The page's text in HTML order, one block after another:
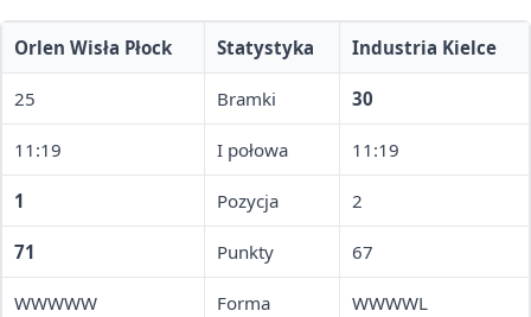
Orlen Wisła Płock Statystyka Industria Kielce
25 Bramki 30
11:19 I połowa 11:19
1 Pozycja 2
71 Punkty 67
WWWWW Forma WWWWL